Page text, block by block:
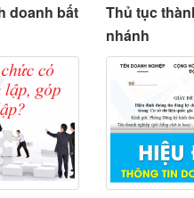
doanh bất
Thủ tục
nhánh